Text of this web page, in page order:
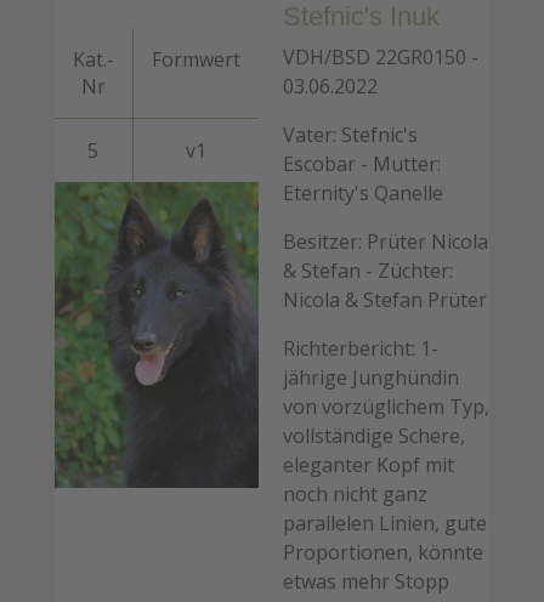
Kat.-
Nr
Formwert
5 v1
Stefnic's Inuk
VDH/BSD 22GR0150 -
03.06.2022
Vater: Stefnic's
Escobar - Mutter:
Eternity's Qanelle
Besitzer: Prüter Nicola
& Stefan - Züchter:
Nicola & Stefan Prüter
Richterbericht: 1-
jährige Junghündin
von vorzüglichem Typ,
vollständige Schere,
eleganter Kopf mit
noch nicht ganz
parallelen Linien, gute
Proportionen, könnte
etwas mehr Stopp